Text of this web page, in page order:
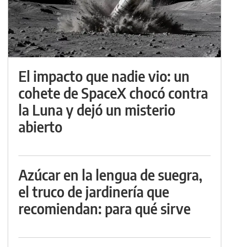
El impacto que nadie vio: un
cohete de SpaceX chocó contra
la Luna y dejó un misterio
abierto
Azúcar en la lengua de suegra,
el truco de jardinería que
recomiendan: para qué sirve